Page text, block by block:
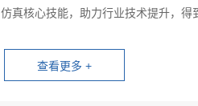
仿真核心技能，助力行业技术提升，得